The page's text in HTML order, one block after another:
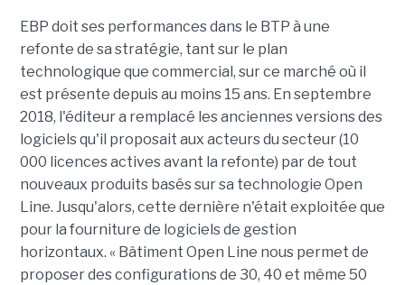
EBP doit ses performances dans le BTP à une
refonte de sa stratégie, tant sur le plan
technologique que commercial, sur ce marché où il
est présente depuis au moins 15 ans. En septembre
2018, l'éditeur a remplacé les anciennes versions des
logiciels qu'il proposait aux acteurs du secteur (10
000 licences actives avant la refonte) par de tout
nouveaux produits basés sur sa technologie Open
Line. Jusqu'alors, cette dernière n'était exploitée que
pour la fourniture de logiciels de gestion
horizontaux. « Bâtiment Open Line nous permet de
proposer des configurations de 30, 40 et même 50